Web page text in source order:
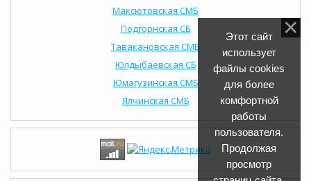
Максютовская СМБ
Подгорнская СБ
Тавакановская СМБ
Юлдыбаевская СБ
Юмагузинская СМБ
Ялчинская СМБ
Этот сайт
использует
файлы cookies
для более
комфортной
работы
пользователя.
Продолжая
просмотр